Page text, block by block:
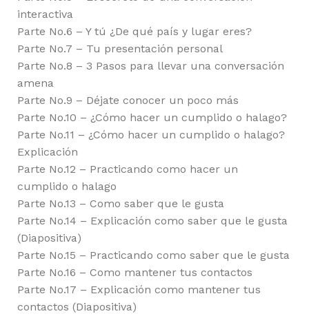
interactiva
Parte No.6 – Y tú ¿De qué país y lugar eres?
Parte No.7 – Tu presentación personal
Parte No.8 – 3 Pasos para llevar una conversación
amena
Parte No.9 – Déjate conocer un poco más
Parte No.10 – ¿Cómo hacer un cumplido o halago?
Parte No.11 – ¿Cómo hacer un cumplido o halago?
Explicación
Parte No.12 – Practicando como hacer un
cumplido o halago
Parte No.13 – Como saber que le gusta
Parte No.14 – Explicación como saber que le gusta
(Diapositiva)
Parte No.15 – Practicando como saber que le gusta
Parte No.16 – Como mantener tus contactos
Parte No.17 – Explicación como mantener tus
contactos (Diapositiva)